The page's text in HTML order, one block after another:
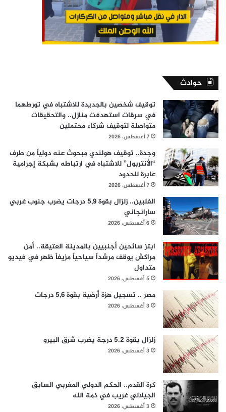
حوادث
توقيف شخصين بالجديدة للاشتباه في تورطهما
في سرقات استهدفت منازل.. والتحقيقات
متواصلة لتوقيف شركاء محتملين
7 أغسطس، 2026
وجدة.. توقيف هولندي مبحوث عنه دولياً من طرف
“الأنتربول” للاشتباه في ارتباطه بشبكة إجرامية
عابرة للحدود
7 أغسطس، 2026
الفلبين.. زلزال بقوة 5,9 درجات يضرب جنوب غربي
سارانجاني
6 أغسطس، 2026
ابتز سائحين أجنبيين بالمدينة العتيقة.. أمن
مراكش يوقف مرشداً سياحياً مزيفاً ظهر في فيديو
متداول
5 أغسطس، 2026
مصر .. تسجيل هزة أرضية بقوة 5,6 درجات
3 أغسطس، 2026
زلزال بقوة 5.2 درجة يضرب شرق البيرو
3 أغسطس، 2026
كرة القدم.. الحكم الدولي المغربي السابق
الجيلالي غريب في ذمة الله
3 أغسطس، 2026